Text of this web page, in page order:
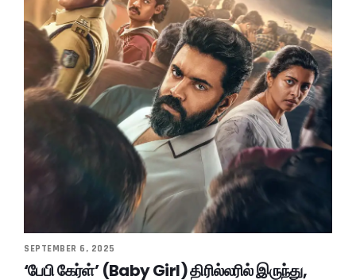
SEPTEMBER 6, 2025
‘பேபி கேர்ள்’ (Baby Girl) திரில்லரில் இருந்து,